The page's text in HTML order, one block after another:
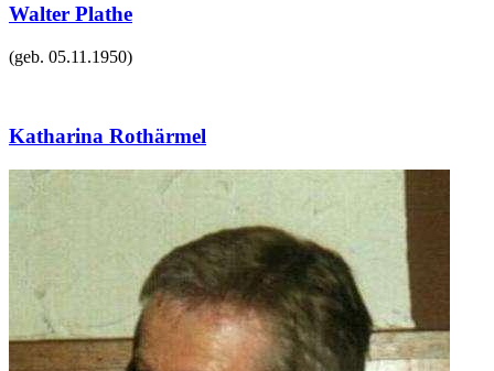
Walter Plathe
(geb. 05.11.1950)
Katharina Rothärmel